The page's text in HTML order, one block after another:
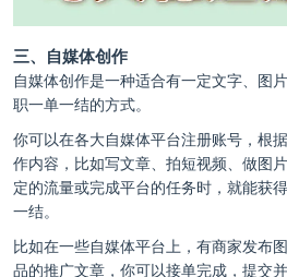
三、自媒体创作
自媒体创作是一种适合有一定文字、图
职一单一结的方式。
你可以在各大自媒体平台注册账号，根
作内容，比如写文章、拍短视频、做图
定的流量或完成平台的任务时，就能获
一结。
比如在一些自媒体平台上，有商家发布
品的推广文章，你可以接单完成，提交